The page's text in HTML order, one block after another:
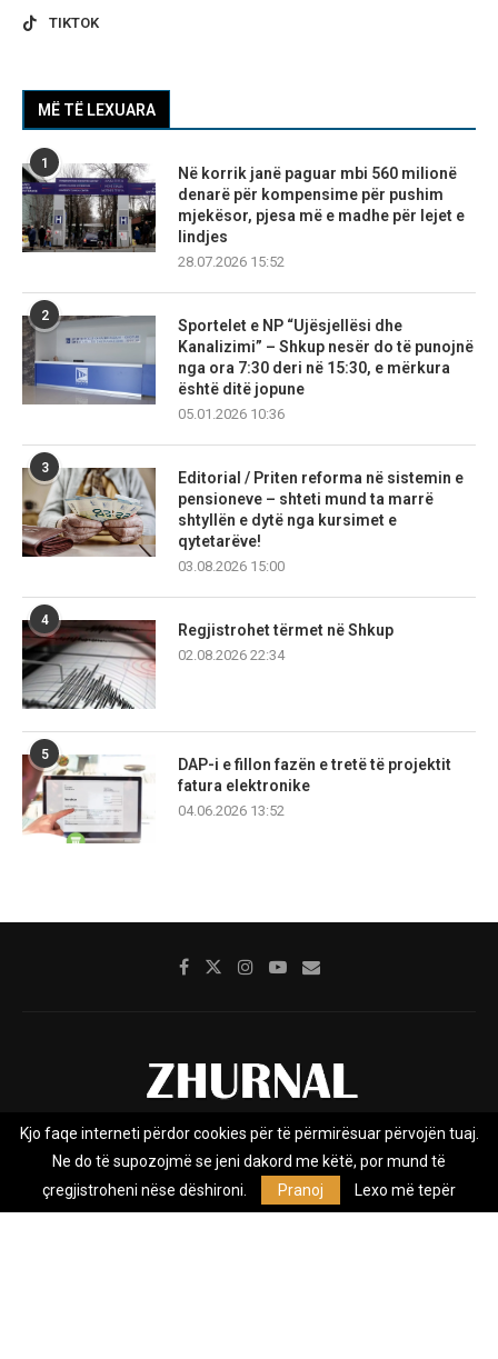
TIKTOK
MË TË LEXUARA
1
Në korrik janë paguar mbi 560 milionë
denarë për kompensime për pushim
mjekësor, pjesa më e madhe për lejet e
lindjes
28.07.2026 15:52
2
Sportelet e NP “Ujësjellësi dhe
Kanalizimi” – Shkup nesër do të punojnë
nga ora 7:30 deri në 15:30, e mërkura
është ditë jopune
05.01.2026 10:36
3
Editorial / Priten reforma në sistemin e
pensioneve – shteti mund ta marrë
shtyllën e dytë nga kursimet e
qytetarëve!
03.08.2026 15:00
4
Regjistrohet tërmet në Shkup
02.08.2026 22:34
5
DAP-i e fillon fazën e tretë të projektit
fatura elektronike
04.06.2026 13:52
Rreth nesh Impresumi Marketing
Kontakt
Privacy Policy
Zhurnal.mk është Agjenci e Lajmeve e pavarur, e themeluar në vitin
Kjo faqe interneti përdor cookies për të përmirësuar përvojën tuaj.
Ne do të supozojmë se jeni dakord me këtë, por mund të
çregjistroheni nëse dëshironi.
Pranoj Lexo më tepër